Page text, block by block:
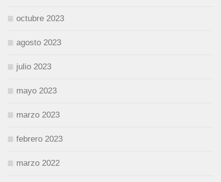
octubre 2023
agosto 2023
julio 2023
mayo 2023
marzo 2023
febrero 2023
marzo 2022